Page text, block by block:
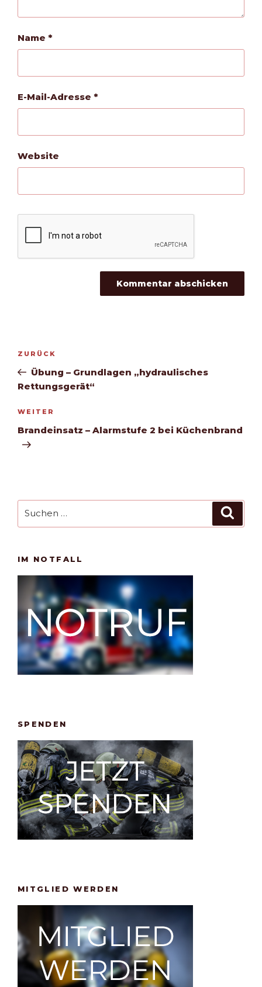
Name *
E-Mail-Adresse *
Website
Beitragsnavigation
Vorheriger
Beitrag
ZURÜCK
Übung – Grundlagen „hydraulisches
Rettungsgerät“
Nächster
Beitrag
WEITER
Brandeinsatz – Alarmstufe 2 bei Küchenbrand
nach:
IM NOTFALL
SPENDEN
MITGLIED WERDEN